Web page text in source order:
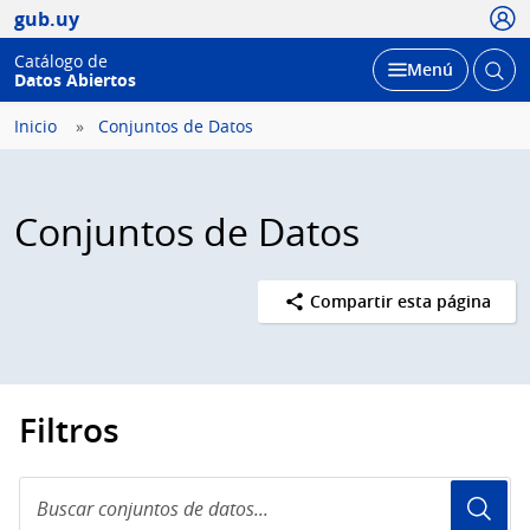
gub.uy
Catálogo de
Datos Abiertos
Desplegar
Menú Abrir
Inicio Conjuntos de Datos
Conjuntos de Datos
Compartir esta página
Filtros
conjuntos